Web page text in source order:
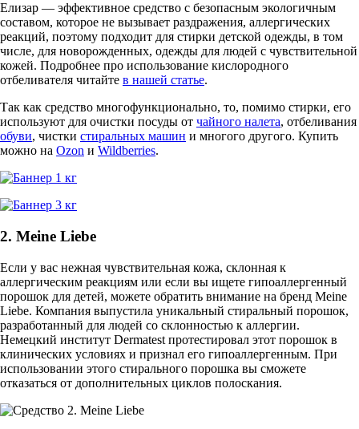
Елизар — эффективное средство с безопасным экологичным
составом, которое не вызывает раздражения, аллергических
реакций, поэтому подходит для стирки детской одежды, в том
числе, для новорожденных, одежды для людей с чувствительной
кожей. Подробнее про использование кислородного
отбеливателя читайте в нашей статье.
Так как средство многофункционально, то, помимо стирки, его
используют для очистки посуды от чайного налета, отбеливания
обуви, чистки стиральных машин и многого другого. Купить
можно на Ozon и Wildberries.
2. Meine Liebe
Если у вас нежная чувствительная кожа, склонная к
аллергическим реакциям или если вы ищете гипоаллергенный
порошок для детей, можете обратить внимание на бренд Meine
Liebe. Компания выпустила уникальный стиральный порошок,
разработанный для людей со склонностью к аллергии.
Немецкий институт Dermatest протестировал этот порошок в
клинических условиях и признал его гипоаллергенным. При
использовании этого стирального порошка вы сможете
отказаться от дополнительных циклов полоскания.